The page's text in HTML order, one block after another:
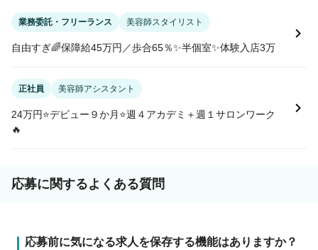
業務委託・フリーランス 美容師スタイリスト
自由すぎ🌈保障給45万円／歩合65％✨半個室✨体験入店3万
正社員 美容師アシスタント
24万円⭐デビュー９か月⭐週４アカデミ＋週１サロンワーク
🔥
応募に関するよくある質問
応募前に気になる求人を保存する機能はありますか？